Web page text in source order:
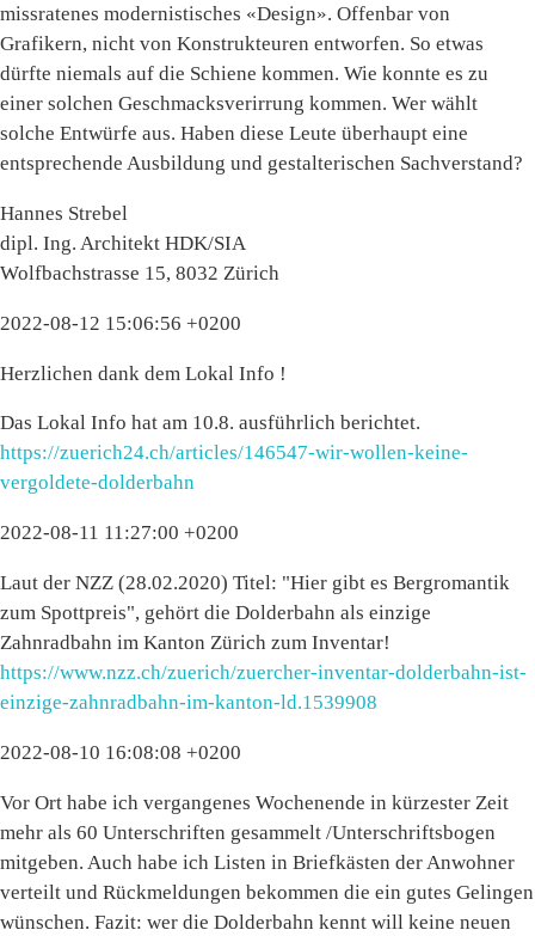
missratenes modernistisches «Design». Offenbar von
Grafikern, nicht von Konstrukteuren entworfen. So etwas
dürfte niemals auf die Schiene kommen. Wie konnte es zu
einer solchen Geschmacksverirrung kommen. Wer wählt
solche Entwürfe aus. Haben diese Leute überhaupt eine
entsprechende Ausbildung und gestalterischen Sachverstand?
Hannes Strebel
dipl. Ing. Architekt HDK/SIA
Wolfbachstrasse 15, 8032 Zürich
2022-08-12 15:06:56 +0200
Herzlichen dank dem Lokal Info !
Das Lokal Info hat am 10.8. ausführlich berichtet.
https://zuerich24.ch/articles/146547-wir-wollen-keine-
vergoldete-dolderbahn
2022-08-11 11:27:00 +0200
Laut der NZZ (28.02.2020) Titel: "Hier gibt es Bergromantik
zum Spottpreis", gehört die Dolderbahn als einzige
Zahnradbahn im Kanton Zürich zum Inventar!
https://www.nzz.ch/zuerich/zuercher-inventar-dolderbahn-ist-
einzige-zahnradbahn-im-kanton-ld.1539908
2022-08-10 16:08:08 +0200
Vor Ort habe ich vergangenes Wochenende in kürzester Zeit
mehr als 60 Unterschriften gesammelt /Unterschriftsbogen
mitgeben. Auch habe ich Listen in Briefkästen der Anwohner
verteilt und Rückmeldungen bekommen die ein gutes Gelingen
wünschen. Fazit: wer die Dolderbahn kennt will keine neuen